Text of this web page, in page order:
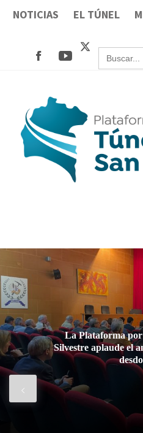
Saltar
contenido
NOTICIAS EL TÚNEL
Buscar: